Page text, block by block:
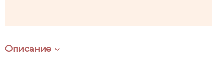
Описание